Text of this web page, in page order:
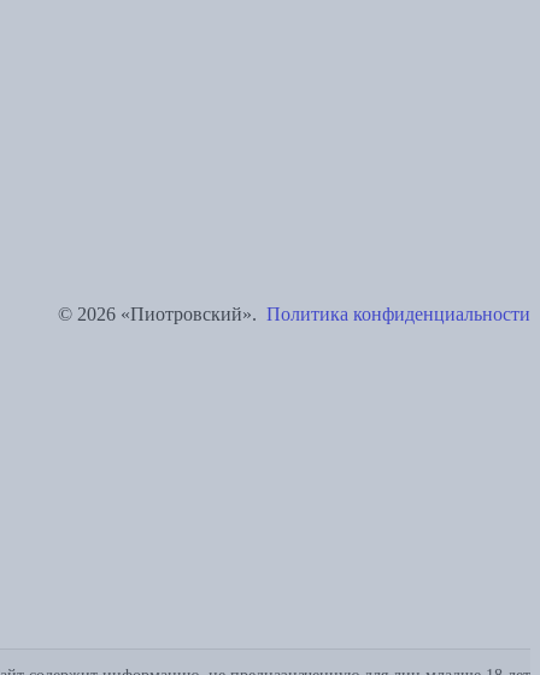
© 2026 «Пиотровский». Политика конфиденциальности